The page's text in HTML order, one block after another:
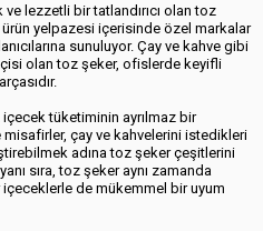
lezzetli bir tatlandırıcı olan toz
yelpazesi içerisinde özel markalar
sunuluyor. Çay ve kahve gibi
olan toz şeker, ofislerde keyifli
tüketiminin ayrılmaz bir
misafirler, çay ve kahvelerini istedikleri
adına toz şeker çeşitlerini
sıra, toz şeker aynı zamanda
içeceklerle de mükemmel bir uyum